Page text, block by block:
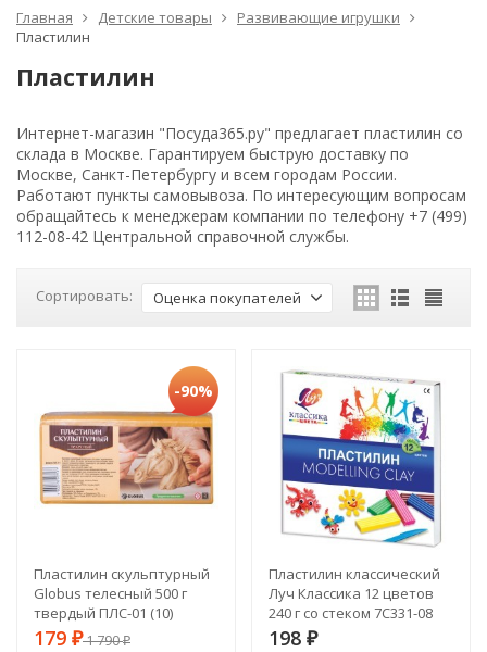
Главная Детские товары
Развивающие игрушки
Пластилин
Пластилин
Интернет-магазин "Посуда365.ру" предлагает пластилин со
склада в Москве. Гарантируем быструю доставку по
Москве, Санкт-Петербургу и всем городам России.
Работают пункты самовывоза. По интересующим вопросам
обращайтесь к менеджерам компании по телефону +7 (499)
112-08-42 Центральной справочной службы.
Сортировать: Оценка покупателей
-90%
Пластилин скульптурный
Globus телесный 500 г
твердый ПЛС-01 (10)
(66110)
179 ₽1 790₽
Пластилин классический
Луч Классика 12 цветов
240 г со стеком 7С331-08
(66063)
198 ₽